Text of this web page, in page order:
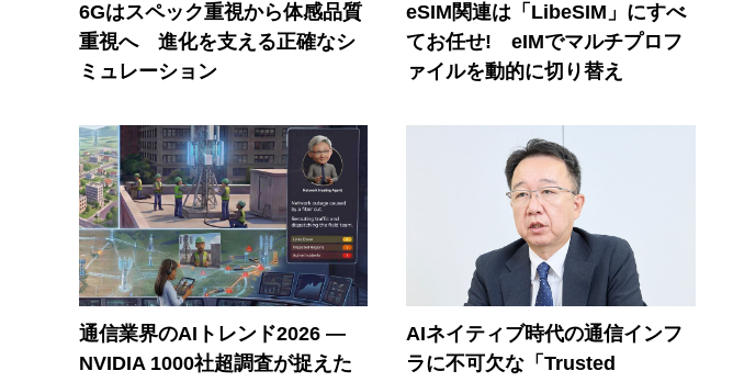
6Gはスペック重視から体感品質
重視へ 進化を支える正確なシ
ミュレーション
eSIM関連は「LibeSIM」にすべ
てお任せ! eIMでマルチプロフ
ァイルを動的に切り替え
通信業界のAIトレンド2026 ―
NVIDIA 1000社超調査が捉えた
AIネイティブ時代の通信インフ
ラに不可欠な「Trusted